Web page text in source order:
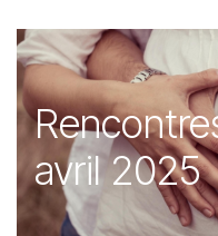
avril 2025